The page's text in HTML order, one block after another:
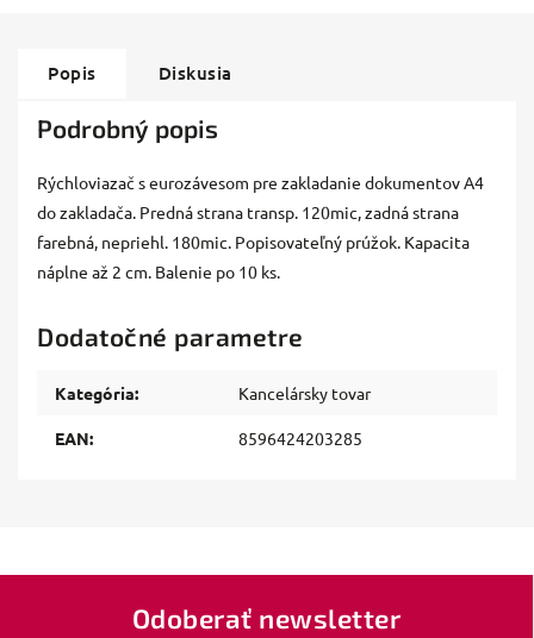
Popis Diskusia
Podrobný popis
Rýchloviazač s eurozávesom pre zakladanie dokumentov A4
do zakladača. Predná strana transp. 120mic, zadná strana
farebná, nepriehl. 180mic. Popisovateľný prúžok. Kapacita
náplne až 2 cm. Balenie po 10 ks.
Dodatočné parametre
Kategória: Kancelársky tovar
EAN: 8596424203285
Odoberať newsletter